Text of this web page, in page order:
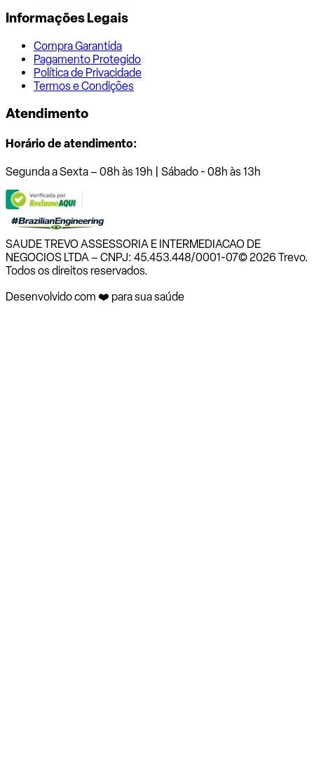
Informações Legais
Compra Garantida
Pagamento Protegido
Política de Privacidade
Termos e Condições
Atendimento
Horário de atendimento:
Segunda a Sexta – 08h às 19h | Sábado - 08h às 13h
SAUDE TREVO ASSESSORIA E INTERMEDIACAO DE
NEGOCIOS LTDA – CNPJ: 45.453.448/0001-07© 2026 Trevo.
Todos os direitos reservados.
Desenvolvido com ❤️ para sua saúde